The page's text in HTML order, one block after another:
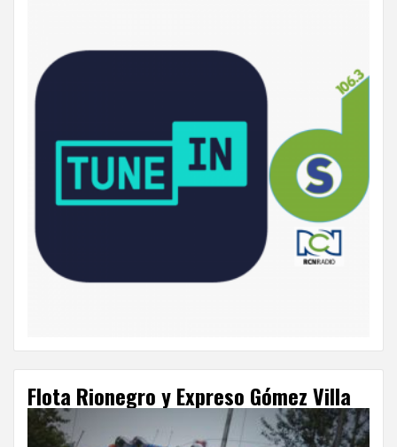
Flota Rionegro y Expreso Gómez Villa